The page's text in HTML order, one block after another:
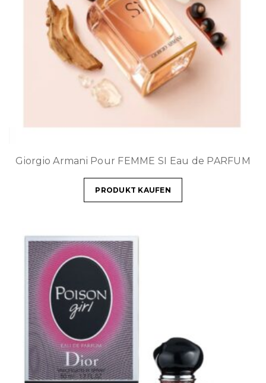
Giorgio Armani Pour FEMME SI Eau de PARFUM
PRODUKT KAUFEN